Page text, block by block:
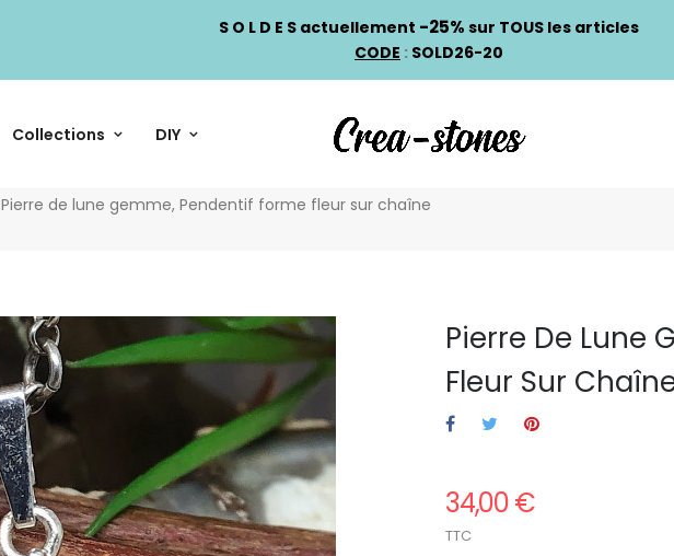
S O L D E S actuellement -25% sur TOUS les articles
CODE : SOLD26-20
Collections DIY
Pierre de lune gemme, Pendentif forme fleur sur chaîne
Pierre De Lune
Fleur Sur
34,00 €
TTC